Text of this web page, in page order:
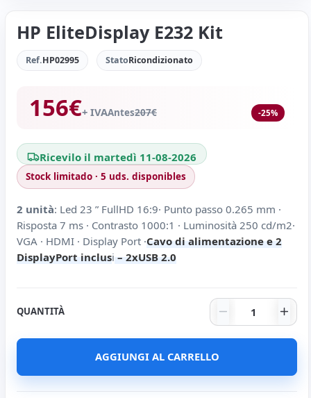
HP EliteDisplay E232 Kit
Ref.HP02995 StatoRicondizionato
-25%
156€+ IVAAntes207€
Ricevilo il martedì 11-08-2026
Stock limitado · 5 uds. disponibles
2 unità: Led 23 ” FullHD 16:9· Punto passo 0.265 mm ·
Risposta 7 ms · Contrasto 1000:1 · Luminosità 250 cd/m2·
VGA · HDMI · Display Port ·Cavo di alimentazione e 2
DisplayPort inclusi – 2xUSB 2.0
QUANTITÀ HP
AGGIUNGI AL CARRELLO